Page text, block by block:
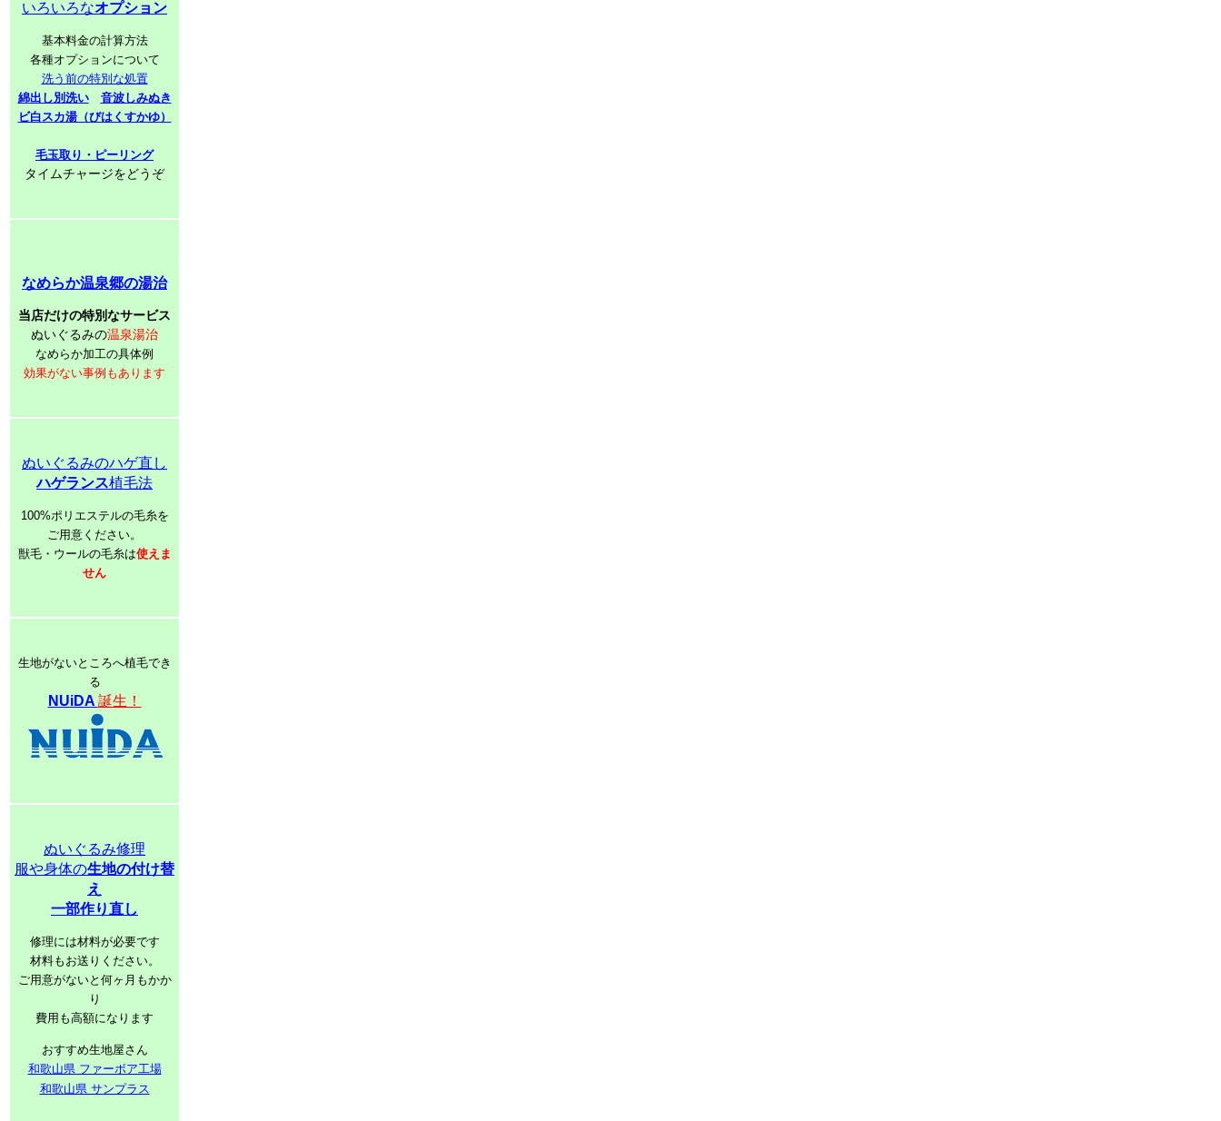
いろいろなオプション
基本料金の計算方法
各種オプションについて
洗う前の特別な処置
綿出し別洗い
音波しみぬき
ビ白スカ湯（びはくすかゆ）
毛玉取り・ピーリング
タイムチャージをどうぞ
なめらか温泉郷の湯治
当店だけの特別なサービス
ぬいぐるみの温泉湯治
なめらか加工の具体例
効果がない事例もあります
ぬいぐるみのハゲ直し
ハゲランス植毛法
100%ポリエステルの毛糸を
ご用意ください。
獣毛・ウールの毛糸は使えま
せん
生地がないところへ植毛でき
る
NUiDA 誕生！
ぬいぐるみ修理
服や身体の生地の付け替
え
一部作り直し
修理には材料が必要です
材料もお送りください。
ご用意がないと何ヶ月もかか
り
費用も高額になります
おすすめ生地屋さん
和歌山県 ファーボア工場
和歌山県 サンプラス